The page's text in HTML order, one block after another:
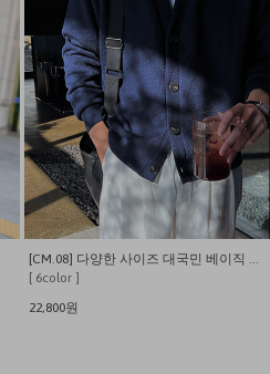
[ 6color ]
22,800원